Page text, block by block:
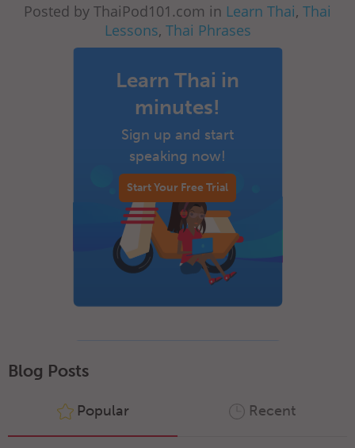
Posted by ThaiPod101.com in Learn Thai, Thai
Lessons, Thai Phrases
Learn Thai in
minutes!
Sign up and start
speaking now!
Start Your Free Trial
Blog Posts
Popular Recent